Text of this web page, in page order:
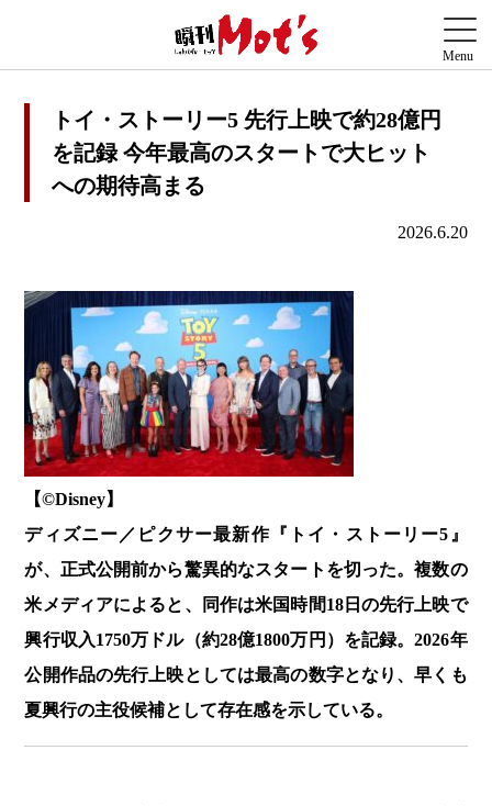
トイ・ストーリー5 先行上映で約28億円
を記録 今年最高のスタートで大ヒット
への期待高まる
2026.6.20
【©️Disney】
ディズニー／ピクサー最新作『トイ・ストーリー5』
が、正式公開前から驚異的なスタートを切った。複数の
米メディアによると、同作は米国時間18日の先行上映で
興行収入1750万ドル（約28億1800万円）を記録。2026年
公開作品の先行上映としては最高の数字となり、早くも
夏興行の主役候補として存在感を示している。